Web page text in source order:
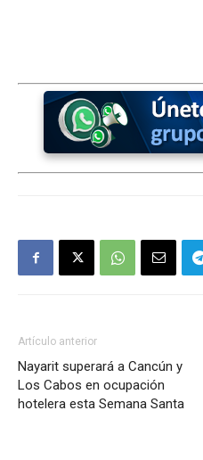
Artículo anterior
Nayarit superará a Cancún y
Los Cabos en ocupación
hotelera esta Semana Santa